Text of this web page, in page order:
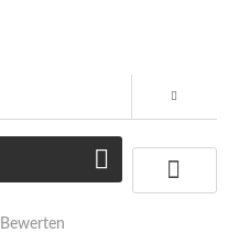
Bewerten